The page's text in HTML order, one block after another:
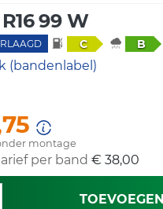
99 W
C B
(bandenlabel)
montage
per band € 38,00
TOEVOEGEN